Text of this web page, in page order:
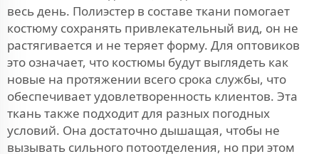
весь день. Полиэстер в составе ткани помогает
костюму сохранять привлекательный вид, он не
растягивается и не теряет форму. Для оптовиков
это означает, что костюмы будут выглядеть как
новые на протяжении всего срока службы, что
обеспечивает удовлетворенность клиентов. Эта
ткань также подходит для разных погодных
условий. Она достаточно дышащая, чтобы не
вызывать сильного потоотделения, но при этом